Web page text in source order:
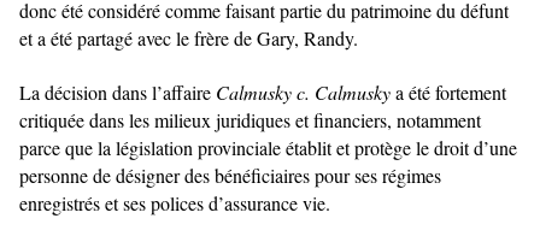
donc été considéré comme faisant partie du patrimoine du défunt
et a été partagé avec le frère de Gary, Randy.
La décision dans l’affaire Calmusky c. Calmuskya été fortement
critiquée dans les milieux juridiques et financiers, notamment
parce que la législation provinciale établit et protège le droit d’une
personne de désigner des bénéficiaires pour ses régimes
enregistrés et ses polices d’assurance vie.